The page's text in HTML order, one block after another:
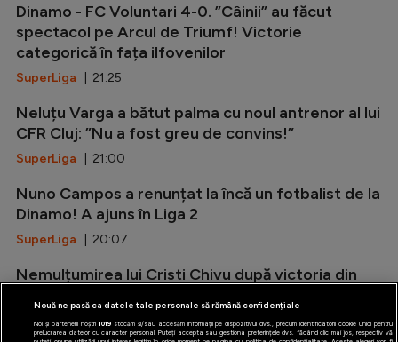
Dinamo - FC Voluntari 4-0. ”Câinii” au făcut
spectacol pe Arcul de Triumf! Victorie
categorică în fața ilfovenilor
SuperLiga | 21:25
Neluțu Varga a bătut palma cu noul antrenor al lui
CFR Cluj: ”Nu a fost greu de convins!”
SuperLiga | 21:00
Nuno Campos a renunțat la încă un fotbalist de la
Dinamo! A ajuns în Liga 2
SuperLiga | 20:07
Nemulțumirea lui Cristi Chivu după victoria din
Serie A| 19:20
Nouă ne pasă ca datele tale personale să rămână confidențiale
Noi și partenerii noștri 1019stocăm și/sau accesăm informații pe dispozitivul dvs., precum identificatorii cookie unici pentru
prelucrarea datelor cu caracter personal. Puteți accepta sau gestiona preferințele dvs. făcând clic mai jos, respectiv vă